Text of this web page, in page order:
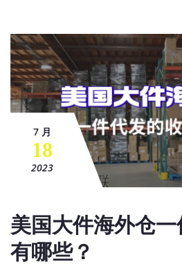
7 月
18
2023
美国大件海外仓一
有哪些？